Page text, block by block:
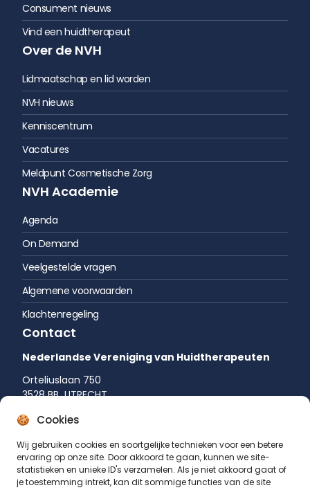
Cookies
Wij gebruiken cookies en soortgelijke technieken voor een betere
ervaring op onze site. Door akkoord te gaan, kunnen we site-
statistieken en unieke ID's verzamelen. Als je niet akkoord gaat of
je toestemming intrekt, kan dit sommige functies van de site
Consument nieuws
Vind een huidtherapeut
Over de NVH
Lidmaatschap en lid worden
NVH nieuws
Kenniscentrum
Vacatures
Meldpunt Cosmetische Zorg
NVH Academie
Agenda
On Demand
Veelgestelde vragen
Algemene voorwaarden
Klachtenregeling
Contact
Nederlandse Vereniging van Huidtherapeuten
Orteliuslaan 750
3528 BB UTRECHT
035 542 75 52